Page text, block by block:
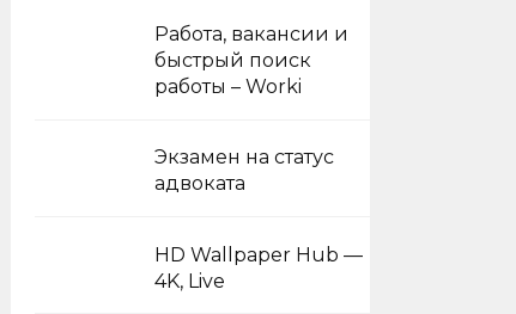
Работа, вакансии и
быстрый поиск
работы – Worki
Экзамен на статус
адвоката
HD Wallpaper Hub —
4K, Live